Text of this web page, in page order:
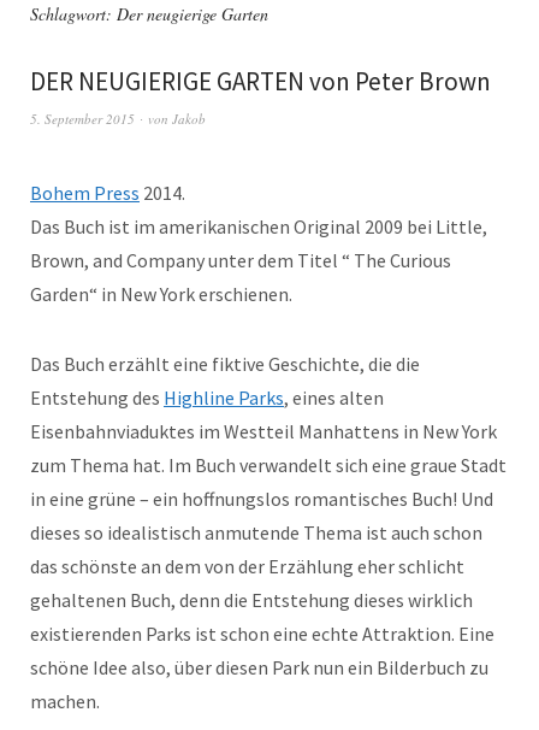
Schlagwort: Der neugierige Garten
DER NEUGIERIGE GARTEN von Peter Brown
5. September 2015 von Jakob
Bohem Press 2014.
Das Buch ist im amerikanischen Original 2009 bei Little,
Brown, and Company unter dem Titel “ The Curious
Garden“ in New York erschienen.
Das Buch erzählt eine fiktive Geschichte, die die
Entstehung des Highline Parks, eines alten
Eisenbahnviaduktes im Westteil Manhattens in New York
zum Thema hat. Im Buch verwandelt sich eine graue Stadt
in eine grüne – ein hoffnungslos romantisches Buch! Und
dieses so idealistisch anmutende Thema ist auch schon
das schönste an dem von der Erzählung eher schlicht
gehaltenen Buch, denn die Entstehung dieses wirklich
existierenden Parks ist schon eine echte Attraktion. Eine
schöne Idee also, über diesen Park nun ein Bilderbuch zu
machen.